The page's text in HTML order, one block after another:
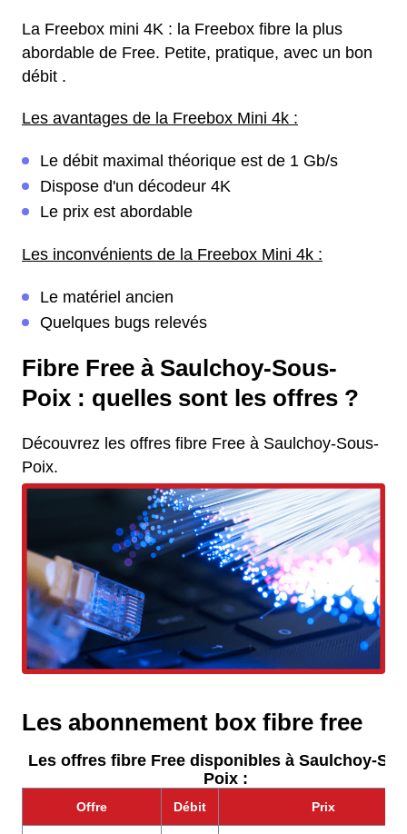
La Freebox mini 4K : la Freebox fibre la plus
abordable de Free. Petite, pratique, avec un bon
débit .
Les avantages de la Freebox Mini 4k :
Le débit maximal théorique est de 1 Gb/s
Dispose d'un décodeur 4K
Le prix est abordable
Les inconvénients de la Freebox Mini 4k :
Le matériel ancien
Quelques bugs relevés
Fibre Free à Saulchoy-Sous-
Poix : quelles sont les offres ?
Découvrez les offres fibre Free à Saulchoy-Sous-
Poix.
Les abonnement box fibre free
Les offres fibre Free disponibles à Saulchoy-
Poix :
Offre Débit Prix